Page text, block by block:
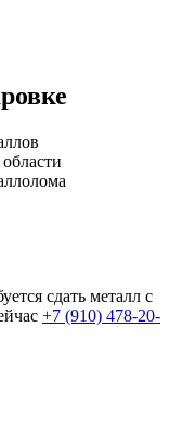
сдать металл с
+7 (910) 478-20-